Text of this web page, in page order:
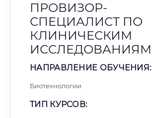
ПРОВИЗОР-
СПЕЦИАЛИСТ ПО
КЛИНИЧЕСКИМ
ИССЛЕДОВАНИЯМ
НАПРАВЛЕНИЕ ОБУЧЕНИЯ:
Биотехнологии
ТИП КУРСОВ: